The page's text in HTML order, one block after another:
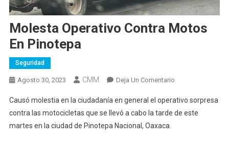
Molesta Operativo Contra Motos
En Pinotepa
Seguridad
Agosto 30, 2023 CMM Deja Un ComentarioEn
Operativo
Contra
Causó molestia en la ciudadanía en general el operativo sorpresa
contra las motocicletas que se llevó a cabo la tarde de este
martes en la ciudad de Pinotepa Nacional, Oaxaca.